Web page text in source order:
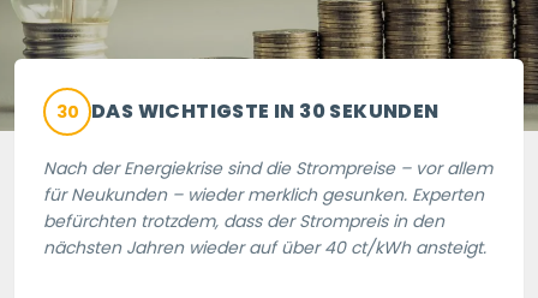
30 DAS WICHTIGSTE IN 30 SEKUNDEN
Nach der Energiekrise sind die Strompreise – vor allem
für Neukunden – wieder merklich gesunken. Experten
befürchten trotzdem, dass der Strompreis in den
nächsten Jahren wieder auf über 40 ct/kWh ansteigt.